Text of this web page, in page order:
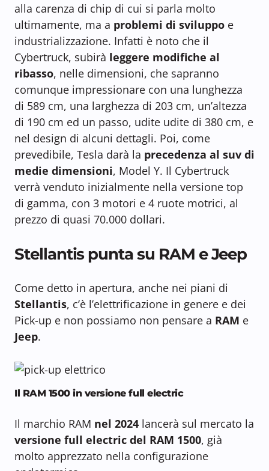
alla carenza di chip di cui si parla molto
ultimamente, ma a problemi di sviluppo e
industrializzazione. Infatti è noto che il
Cybertruck, subirà leggere modifiche al
ribasso, nelle dimensioni, che sapranno
comunque impressionare con una lunghezza
di 589 cm, una larghezza di 203 cm, un’altezza
di 190 cm ed un passo, udite udite di 380 cm, e
nel design di alcuni dettagli. Poi, come
prevedibile, Tesla darà la precedenza al suv di
medie dimensioni, Model Y. Il Cybertruck
verrà venduto inizialmente nella versione top
di gamma, con 3 motori e 4 ruote motrici, al
prezzo di quasi 70.000 dollari.
Stellantis punta su RAM e Jeep
Come detto in apertura, anche nei piani di
Stellantis, c’è l’elettrificazione in genere e dei
Pick-up e non possiamo non pensare a RAM e
Jeep.
Il RAM 1500 in versione full electric
Il marchio RAM nel 2024 lancerà sul mercato la
versione full electric del RAM 1500, già
molto apprezzato nella configurazione